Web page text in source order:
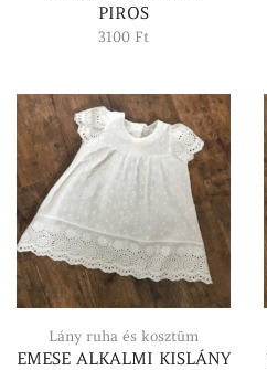
PIROS
3100 Ft
Lány ruha és kosztüm
EMESE ALKALMI KISLÁNY